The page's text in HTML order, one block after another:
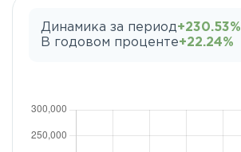
Динамика за период+230.53%
В годовом проценте+22.24%